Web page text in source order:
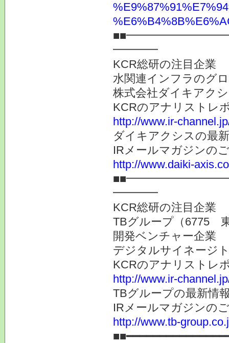
━━━━
KCR総研の注目企業
水関連インフラのグ
株式会社ダイキアク
KCRのアナリストレ
http://www.ir-
ダイキアクシスの最
IRメールマガジンの
http://www.daiki-
━━━━
KCR総研の注目企業
TBグループ（6775
開発ベンチャー企業
デジタルサイネージ
KCRのアナリストレ
http://www.ir-
TBグループの最新情
IRメールマガジンの
http://www.tb-